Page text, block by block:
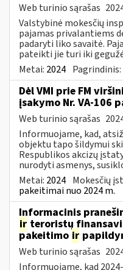
Web turinio sąrašas
Valstybinė mokesčių
pajamas privalantiems
padaryti liko savaitė.
pateikti jie turi iki
Metai: 2024 Pagrindinis:
Dėl VMI prie FM
įsakymo Nr. VA-106
Web turinio sąrašas
Informuojame, kad,
objektu tapo šildymui
Respublikos akcizų
nurodyti asmenys,
Metai: 2024 Mokesčių
pakeitimai nuo 2024 m.
Informacinis
ir teroristų
pakeitimo ir
Web turinio sąrašas
Informuojame, kad